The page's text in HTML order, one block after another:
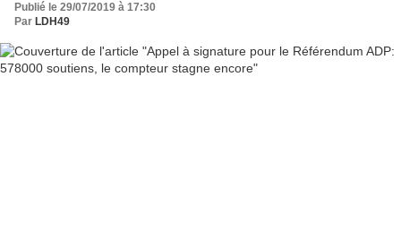
Publié le 29/07/2019 à 17:30
Par LDH49